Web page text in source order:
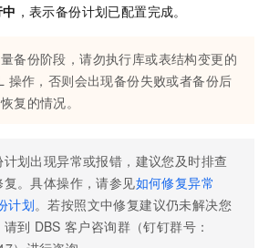
，表示备份计划已配置完成。
备份阶段，请勿执行库或表结构变更的
操作，否则会出现备份失败或者备份后
复的情况。
划出现异常或报错，建议您及时排查
复。具体操作，请参见如何修复异常
计划。若按照文中修复建议仍未解决您
请到 DBS 客户咨询群（钉钉群号：